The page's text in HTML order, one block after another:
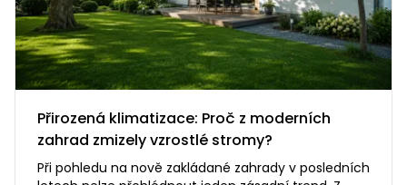
Přirozená klimatizace: Proč z moderních
zahrad zmizely vzrostlé stromy?
Při pohledu na nově zakládané zahrady v posledních